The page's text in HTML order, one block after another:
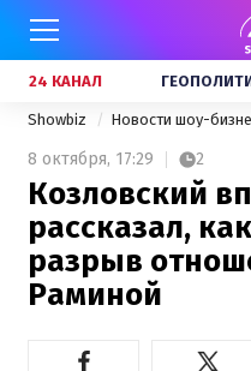
24 КАНАЛ
Showbiz Новости шоу-
8 октября, 17:29 2
Козловский
рассказал,
разрыв
Раминой